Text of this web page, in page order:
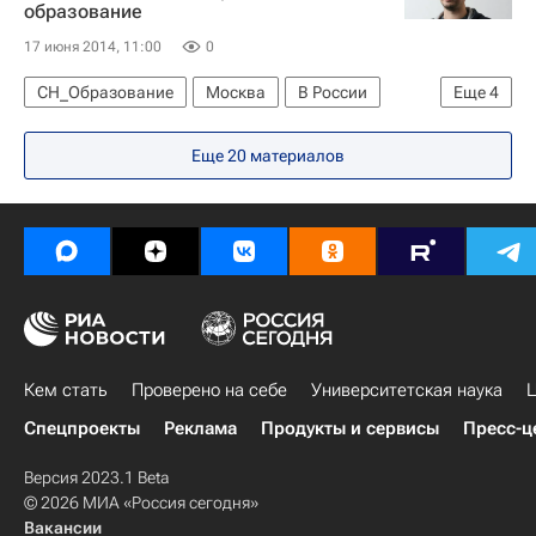
образование
17 июня 2014, 11:00 0
Еще4
СН_Образование Москва
В России
Европа
Центральный ФО
Весь мир
Еще 20 материалов
Кем стать Проверено на себе Университетская наука
Спецпроекты
Реклама Продукты и сервисы Пресс-
Версия 2023.1 Beta
© 2026 МИА «Россия сегодня»
Вакансии